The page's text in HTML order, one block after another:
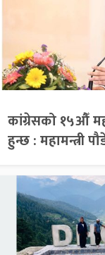
कांग्रेसको १५औँ
हुन्छ : महामन्त्री